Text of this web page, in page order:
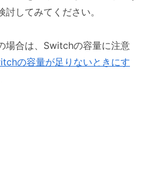
してみてください。
場合は、Switchの容量に注意
の容量が足りないときにす